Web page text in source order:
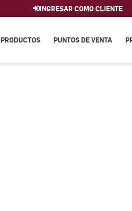
INGRESAR COMO CLIENTE
PRODUCTOS PUNTOS DE VENTA